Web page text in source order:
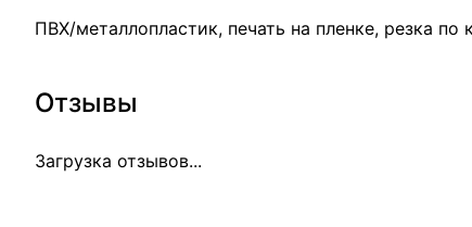
ПВХ/металлопластик, печать на пленке, резка по
Отзывы
Загрузка отзывов...